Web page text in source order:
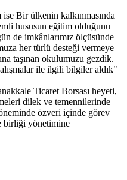
Bir ülkenin kalkınmasında
hususun eğitim olduğunu
de imkânlarımız ölçüsünde
her türlü desteği vermeye
taşınan okulumuzu gezdik.
ile ilgili bilgiler aldık"
Ticaret Borsası heyeti,
dilek ve temennilerinde
özveri içinde görev
birliği yönetimine